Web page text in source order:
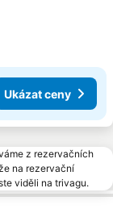
Ukázat ceny
z rezervačních
na rezervační
viděli na trivagu.